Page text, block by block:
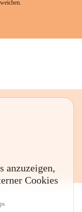
anzuzeigen,
Cookies